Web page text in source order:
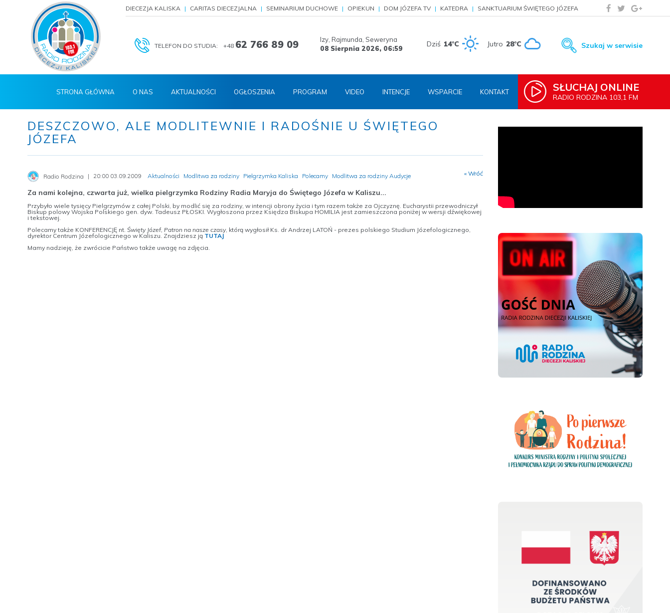
DIECEZJA KALISKA CARITAS DIECEZJALNA SEMINARIUM DUCHOWE OPIEKUN DOM JÓZEFA TV KATEDRA SANKTUARIUM ŚWIĘTEGO JÓZEFA
TELEFON DO STUDIA: +48 62 766 89 09
Izy, Rajmunda, Seweryna
08 Sierpnia 2026, 06:59 Dziś 14°C Jutro 28°C Szukaj w serwisie
SŁUCHAJ ONLINE
RADIO RODZINA 103,1 FM
STRONA GŁÓWNA O NAS AKTUALNOŚCI OGŁOSZENIA PROGRAM VIDEO INTENCJE WSPARCIE KONTAKT
DESZCZOWO, ALE MODLITEWNIE I RADOŚNIE U ŚWIĘTEGO
JÓZEFA
Radio Rodzina 20:00 03.09.2009 Aktualności Modlitwa za rodziny Pielgrzymka Kaliska Polecamy Modlitwa za rodziny Audycje « Wróć
Za nami kolejna, czwarta już, wielka pielgrzymka Rodziny Radia Maryja do Świętego Józefa w Kaliszu...
Przybyło wiele tysięcy Pielgrzymów z całej Polski, by modlić się za rodziny, w intencji obrony życia i tym razem także za Ojczyznę. Eucharystii przewodniczył
Biskup polowy Wojska Polskiego gen. dyw. Tadeusz PŁOSKI. Wygłoszona przez Księdza Biskupa HOMILIA jest zamieszczona poniżej w wersji dźwiękowej
i tekstowej.
Polecamy także KONFERENCJĘ nt. Święty Józef, Patron na nasze czasy, którą wygłosił Ks. dr Andrzej LATOŃ - prezes polskiego Studium Józefologicznego,
dyrektor Centrum Józefologicznego w Kaliszu. Znajdziesz ją TUTAJ
Mamy nadzieję, że zwrócicie Państwo także uwagę na zdjęcia.